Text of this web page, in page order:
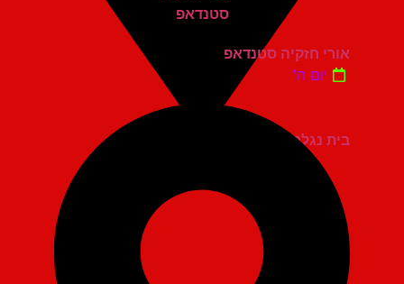
בית נגלר קרית חיים
אורי חזקיה סטנדאפ
יום ה'